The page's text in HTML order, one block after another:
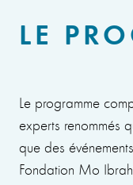
LE
Le programme
experts renommés
que des
Fondation Mo